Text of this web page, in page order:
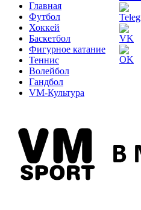
Главная
Футбол
Хоккей
Баскетбол
Фигурное катание
Теннис
Волейбол
Гандбол
VM-Культура